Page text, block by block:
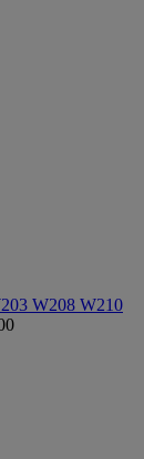
W208 W210